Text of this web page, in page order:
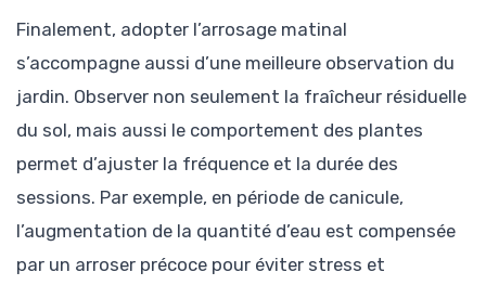
Finalement, adopter l’arrosage matinal
s’accompagne aussi d’une meilleure observation du
jardin. Observer non seulement la fraîcheur résiduelle
du sol, mais aussi le comportement des plantes
permet d’ajuster la fréquence et la durée des
sessions. Par exemple, en période de canicule,
l’augmentation de la quantité d’eau est compensée
par un arroser précoce pour éviter stress et